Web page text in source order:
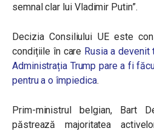
semnal clar lui Vladimir Putin”.
Decizia Consiliului UE este
condițiile în care Rusia a devenit
Administrația Trump pare a fi
pentru a o împiedica.
Prim-ministrul belgian, Bart
păstrează majoritatea